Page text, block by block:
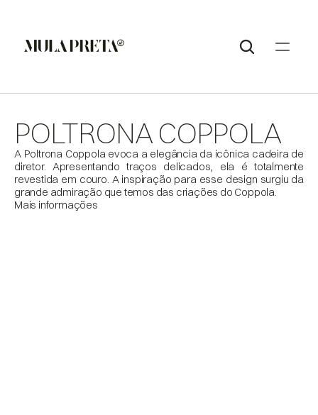
POLTRONA COPPOLA
A Poltrona Coppola evoca a elegância da icônica cadeira de
diretor. Apresentando traços delicados, ela é totalmente
revestida em couro. A inspiração para esse design surgiu da
Mais informações